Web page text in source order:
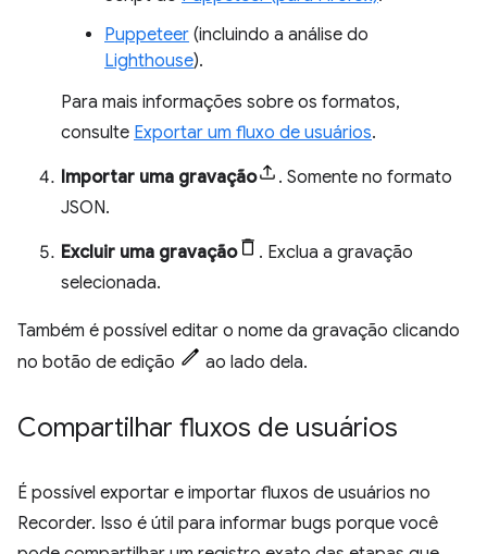
Puppeteer (incluindo a análise do
Lighthouse).
Para mais informações sobre os formatos,
consulte Exportar um fluxo de usuários.
Importar uma gravação
. Somente no formato
JSON.
Excluir uma gravação
. Exclua a gravação
selecionada.
Também é possível editar o nome da gravação clicando
no botão de edição
ao lado dela.
Compartilhar fluxos de usuários
É possível exportar e importar fluxos de usuários no
Recorder. Isso é útil para informar bugs porque você